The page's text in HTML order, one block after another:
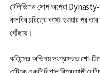
টেলিভিশন সোপ অপেরা Dynasty-
কলবির চরিত্রে কাস্ট হওয়ার পর
পৌঁছায়।
কলিন্সের অভিনয় সংগ্রামরত শো-